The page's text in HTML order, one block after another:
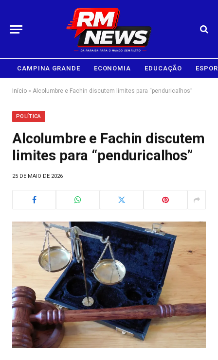
CAMPINA GRANDE ECONOMIA EDUCAÇÃO
Início » Alcolumbre e Fachin discutem limites para “penduricalhos”
POLÍTICA
Alcolumbre e Fachin discutem
limites para “penduricalhos”
25 DE MAIO DE 2026